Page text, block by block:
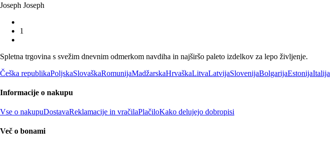
Joseph Joseph
1
Spletna trgovina s svežim dnevnim odmerkom navdiha in najširšo paleto izdelkov za lepo življenje.
Češka republikaPoljskaSlovaškaRomunijaMadžarskaHrvaškaLitvaLatvijaSlovenijaBolgarijaEstonijaItalija
Informacije o nakupu
Vse o nakupuDostavaReklamacije in vračilaPlačiloKako delujejo dobropisi
Več o bonami